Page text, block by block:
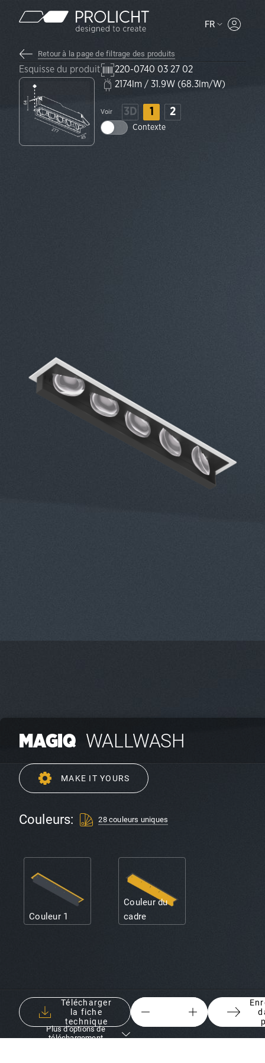
Contenu
FR
Retour à la page de filtrage des produits
Esquisse du produit
220-0740 03 27 02
2174lm / 31.9W (68.3lm/W)
Voir 3D 1 2
Contexte
MAGIQ WALLWASH
MAKE IT YOURS
Couleurs: 28 couleurs uniques
Couleur 1
Couleur du
cadre
Télécharger
la fiche
technique
Plus d'options de
téléchargement
{